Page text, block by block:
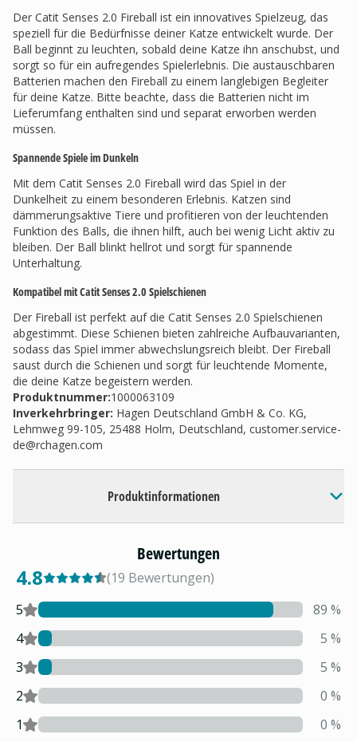
Der Catit Senses 2.0 Fireball ist ein innovatives Spielzeug, das
speziell für die Bedürfnisse deiner Katze entwickelt wurde. Der
Ball beginnt zu leuchten, sobald deine Katze ihn anschubst, und
sorgt so für ein aufregendes Spielerlebnis. Die austauschbaren
Batterien machen den Fireball zu einem langlebigen Begleiter
für deine Katze. Bitte beachte, dass die Batterien nicht im
Lieferumfang enthalten sind und separat erworben werden
müssen.
Spannende Spiele im Dunkeln
Mit dem Catit Senses 2.0 Fireball wird das Spiel in der
Dunkelheit zu einem besonderen Erlebnis. Katzen sind
dämmerungsaktive Tiere und profitieren von der leuchtenden
Funktion des Balls, die ihnen hilft, auch bei wenig Licht aktiv zu
bleiben. Der Ball blinkt hellrot und sorgt für spannende
Unterhaltung.
Kompatibel mit Catit Senses 2.0 Spielschienen
Der Fireball ist perfekt auf die Catit Senses 2.0 Spielschienen
abgestimmt. Diese Schienen bieten zahlreiche Aufbauvarianten,
sodass das Spiel immer abwechslungsreich bleibt. Der Fireball
saust durch die Schienen und sorgt für leuchtende Momente,
die deine Katze begeistern werden.
Produktnummer:1000063109
Inverkehrbringer: Hagen Deutschland GmbH & Co. KG,
Lehmweg 99-105, 25488 Holm, Deutschland, customer.service-
de@rchagen.com
Produktinformationen
Bewertungen
4.8 (19 Bewertungen)
5
89 %
4
5 %
3
5 %
2
0 %
1
0 %